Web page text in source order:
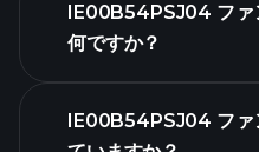
IE00B54PSJ04 ファ
何ですか？
IE00B54PSJ04 ファ